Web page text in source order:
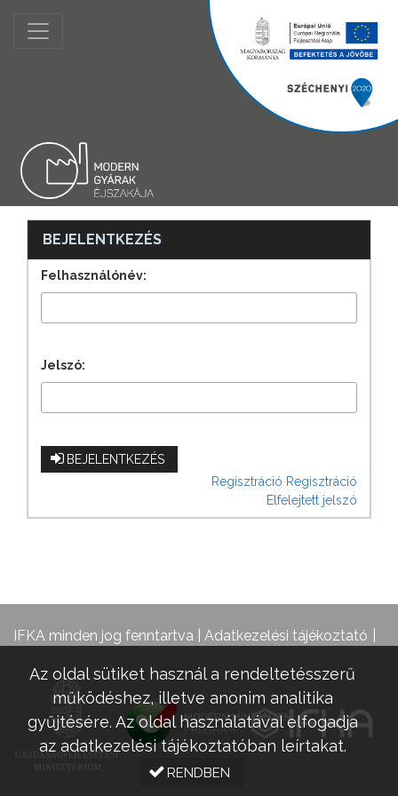
BEJELENTKEZÉS
Felhasználónév:
Jelszó:
BEJELENTKEZÉS
Regisztráció Regisztráció
Elfelejtett jelszó
IFKA minden jog fenntartva | Adatkezelési tájékoztató
Az oldal sütiket használ a rendeltetésszerű
működéshez, illetve anonim analitika
gyűjtésére. Az oldal használatával elfogadja
az adatkezelési tájékoztatóban leírtakat.
RENDBEN